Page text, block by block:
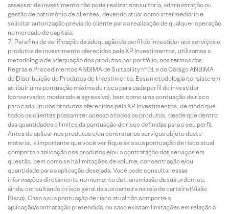
assessor de investimento não pode realizar consultoria, administração ou
gestão de patrimônio de clientes, devendo atuar como intermediário e
solicitar autorização prévia do cliente para a realização de qualquer operação
no mercado de capitais.
Para fins de verificação da adequação do perfil do investidor aos serviços e
produtos de investimento oferecidos pela XP Investimentos, utilizamos a
metodologia de adequação dos produtos por portfólio, nos termos das
Regras e Procedimentos ANBIMA de Suitability nº 01 e do Código ANBIMA
de Distribuição de Produtos de Investimento. Essa metodologia consiste em
atribuir uma pontuação máxima de risco para cada perfil de investidor
(conservador, moderado e agressivo), bem como uma pontuação de risco
para cada um dos produtos oferecidos pela XP Investimentos, de modo que
todos os clientes possam ter acesso a todos os produtos, desde que dentro
das quantidades e limites da pontuação de risco definidas para o seu perfil.
Antes de aplicar nos produtos e/ou contratar os serviços objeto deste
material, é importante que você verifique se a sua pontuação de risco atual
comporta a aplicação nos produtos e/ou a contratação dos serviços em
questão, bem como se há limitações de volume, concentração e/ou
quantidade para a aplicação desejada. Você pode consultar essas
informações diretamente no momento da transmissão da sua ordem ou,
ainda, consultando o risco geral da sua carteira na tela de carteira (Visão
Risco). Caso a sua pontuação de risco atual não comporte a
aplicação/contratação pretendida, ou caso existam limitações em relação à